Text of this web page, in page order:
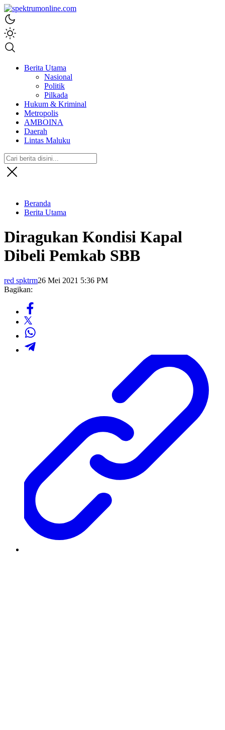
spektrumonline.com
Berita Utama
Nasional
Politik
Pilkada
Hukum & Kriminal
Metropolis
AMBOINA
Daerah
Lintas Maluku
Beranda
Berita Utama
Diragukan Kondisi Kapal
Dibeli Pemkab SBB
red spktrm26 Mei 2021 5:36 PM
Bagikan: